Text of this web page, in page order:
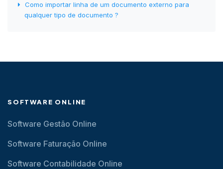
Como importar linha de um documento externo para
qualquer tipo de documento ?
SOFTWARE ONLINE
Software Gestão Online
Software Faturação Online
Software Contabilidade Online